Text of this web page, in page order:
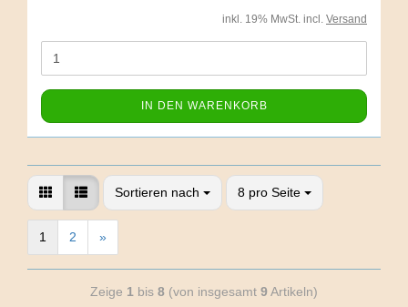
inkl. 19% MwSt. incl. Versand
IN DEN WARENKORB
Sortieren nach 8 pro Seite
1 2 »
Zeige 1 bis 8 (von insgesamt 9 Artikeln)